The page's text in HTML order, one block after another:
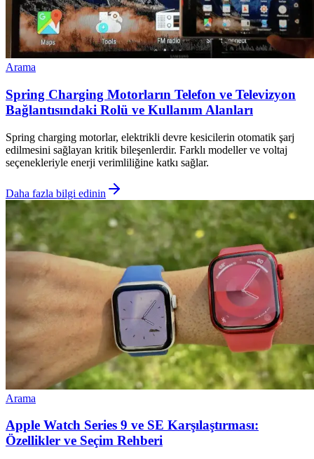
Arama
Spring Charging Motorların Telefon ve Televizyon
Bağlantısındaki Rolü ve Kullanım Alanları
Spring charging motorlar, elektrikli devre kesicilerin otomatik şarj
edilmesini sağlayan kritik bileşenlerdir. Farklı modeller ve voltaj
seçenekleriyle enerji verimliliğine katkı sağlar.
Daha fazla bilgi edinin
Arama
Apple Watch Series 9 ve SE Karşılaştırması:
Özellikler ve Seçim Rehberi